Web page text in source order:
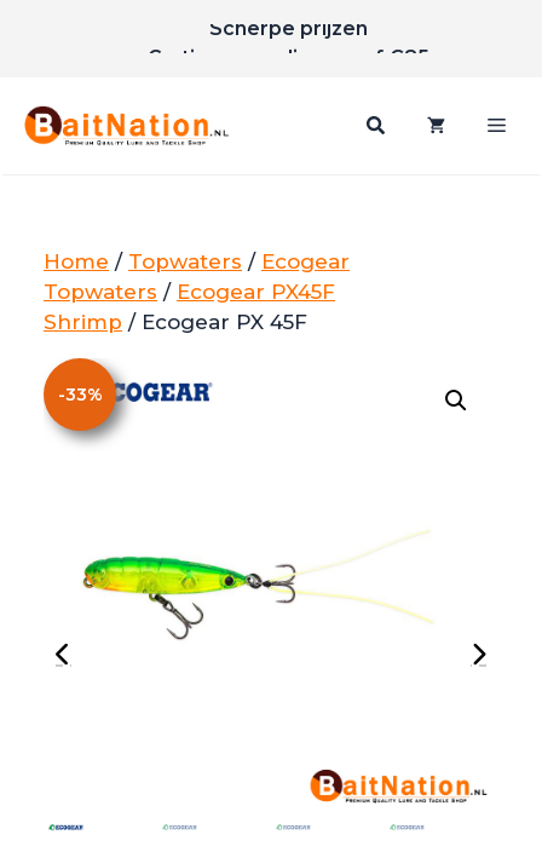
inhoud
Gratis verzending vanaf €85
Home / Topwaters / Ecogear
Topwaters / Ecogear PX45F
Shrimp / Ecogear PX 45F
-33%